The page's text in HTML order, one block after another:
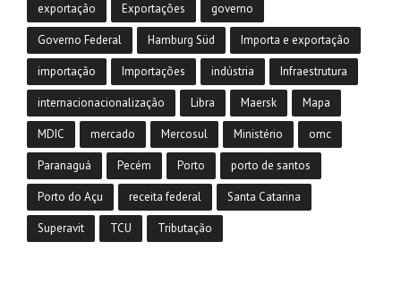
exportação Exportações governo
Governo Federal Hamburg Süd Importa e exportação
importação Importações indústria Infraestrutura
internacionacionalização Libra Maersk Mapa
MDIC mercado Mercosul Ministério omc
Paranaguá Pecém Porto porto de santos
Porto do Açu receita federal Santa Catarina
Superavit TCU Tributação